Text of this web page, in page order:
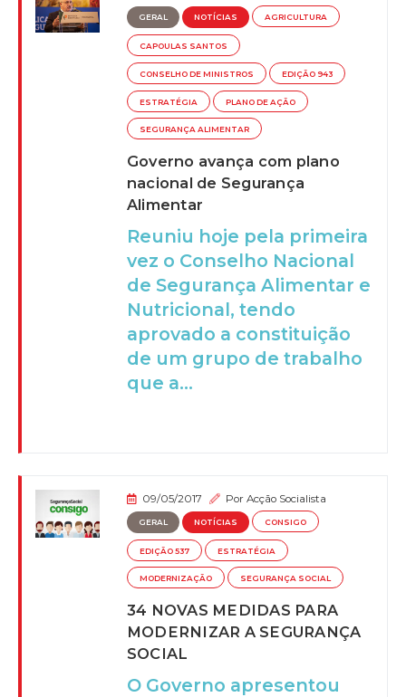
GERAL NOTÍCIAS AGRICULTURA
CAPOULAS SANTOS
CONSELHO DE MINISTROS EDIÇÃO 943
ESTRATÉGIA PLANO DE AÇÃO
SEGURANÇA ALIMENTAR
Governo avança com plano
nacional de Segurança
Alimentar
Reuniu hoje pela primeira
vez o Conselho Nacional
de Segurança Alimentar e
Nutricional, tendo
aprovado a constituição
de um grupo de trabalho
que a...
09/05/2017 PorAcção Socialista
GERAL NOTÍCIAS CONSIGO
EDIÇÃO 537 ESTRATÉGIA
MODERNIZAÇÃO SEGURANÇA SOCIAL
34 NOVAS MEDIDAS PARA
MODERNIZAR A SEGURANÇA
SOCIAL
O Governo apresentou